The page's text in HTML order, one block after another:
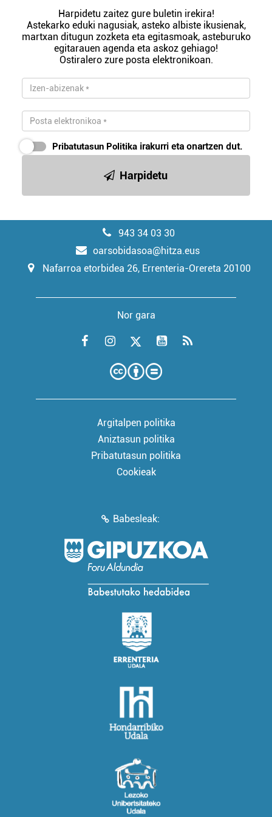
Harpidetu zaitez gure buletin irekira!
Astekarko eduki nagusiak, asteko albiste ikusienak,
martxan ditugun zozketa eta egitasmoak, asteburuko
egitarauen agenda eta askoz gehiago!
Ostiralero zure posta elektronikoan.
Pribatutasun Politika irakurri eta onartzen dut.
Harpidetu
943 34 03 30
oarsobidasoa@hitza.eus
Nafarroa etorbidea 26, Errenteria-Orereta 20100
Nor gara
Argitalpen politika
Aniztasun politika
Pribatutasun politika
Cookieak
Babesleak: